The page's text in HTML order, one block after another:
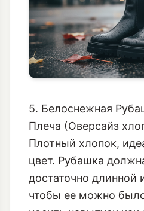
5. Белоснежная
Плеча (Оверсайз
Плотный хлопок,
цвет. Рубашка
достаточно длинной
чтобы ее можно